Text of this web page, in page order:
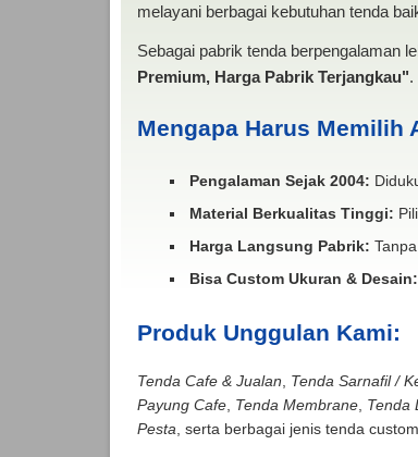
melayani berbagai kebutuhan tenda
Sebagai pabrik tenda berpengalaman
Premium, Harga Pabrik Terjangkau".
Mengapa Harus Memilih
Pengalaman Sejak 2004:
Material Berkualitas Tinggi:
Harga Langsung Pabrik:
Bisa Custom Ukuran & Desain:
Produk Unggulan Kami:
Tenda Cafe & Jualan Tenda Sarnafil /
Payung Cafe, Tenda Membrane, Tenda
Pesta , serta berbagai jenis tenda